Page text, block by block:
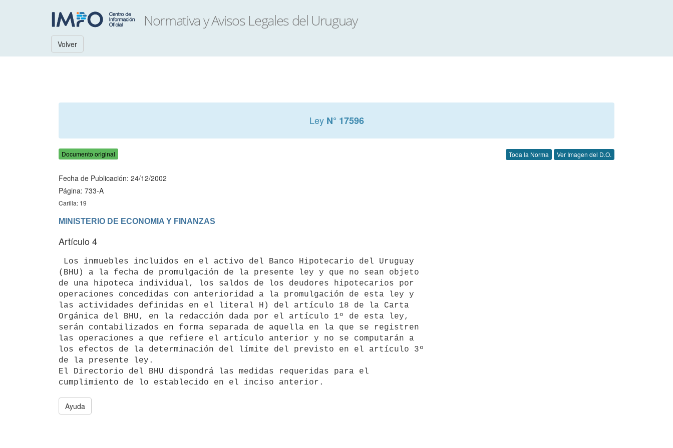
Volver
Ley N° 17596
Documento original Toda la Norma Ver Imagen del D.O.
Fecha de Publicación: 24/12/2002
Página: 733-A
Carilla: 19
MINISTERIO DE ECONOMIA Y FINANZAS
Artículo 4
(BHU) a la fecha de promulgación de la presente ley y que no sean objeto
de una hipoteca individual, los saldos de los deudores hipotecarios por
operaciones concedidas con anterioridad a la promulgación de esta ley y
las actividades definidas en el literal H) del artículo 18 de la Carta
Orgánica del BHU, en la redacción dada por el artículo 1º de esta ley,
serán contabilizados en forma separada de aquella en la que se registren
las operaciones a que refiere el artículo anterior y no se computarán a
los efectos de la determinación del límite del previsto en el artículo 3º
de la presente ley.
El Directorio del BHU dispondrá las medidas requeridas para el
Ayuda